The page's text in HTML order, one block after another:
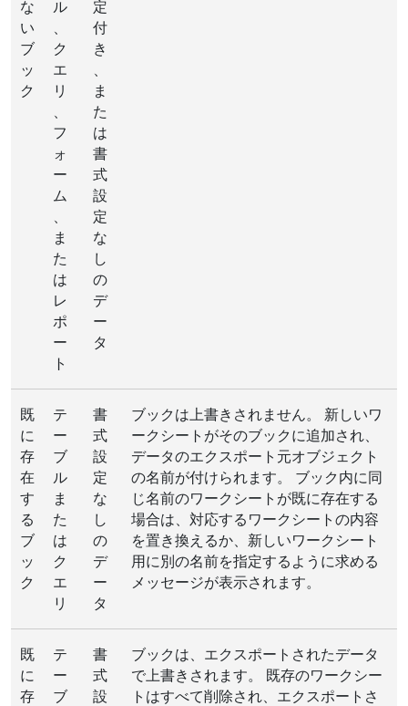
な
い
ブ
ッ
ク
ル
ク
エ
リ
フ
ォ
ー
ム
ま
た
は
レ
ポ
ー
ト
定
付
き
ま
た
は
書
式
設
定
な
し
の
デ
ー
タ
既
に
存
在
す
る
ブ
ッ
ク
テ
ー
ブ
ル
ま
た
は
ク
エ
リ
書
式
設
定
な
し
の
デ
ー
タ
ブックは上書きされません。 新しいワ
ークシートがそのブックに追加され、
データのエクスポート元オブジェクト
の名前が付けられます。 ブック内に同
じ名前のワークシートが既に存在する
場合は、対応するワークシートの内容
を置き換えるか、新しいワークシート
用に別の名前を指定するように求める
メッセージが表示されます。
既
に
存
テ
ー
ブ
書
式
設
ブックは、エクスポートされたデータ
で上書きされます。 既存のワークシー
トはすべて削除され、エクスポートさ